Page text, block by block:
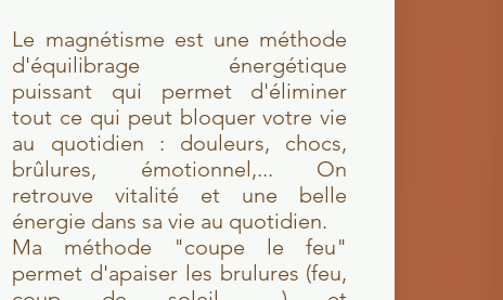
Le magnétisme est une méthode
d'équilibrage énergétique
puissant qui permet d'éliminer
tout ce qui peut bloquer votre vie
au quotidien : douleurs, chocs,
brûlures, émotionnel,... On
retrouve vitalité et une belle
énergie dans sa vie au quotidien.
Ma méthode "coupe le feu"
permet d'apaiser les brulures (feu,